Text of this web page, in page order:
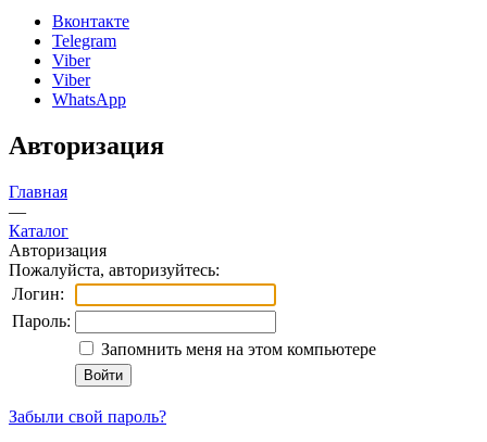
Вконтакте
Telegram
Viber
Viber
WhatsApp
Авторизация
Главная
—
Каталог
Авторизация
Пожалуйста, авторизуйтесь:
Логин:
Пароль:
Запомнить меня на этом компьютере
Забыли свой пароль?